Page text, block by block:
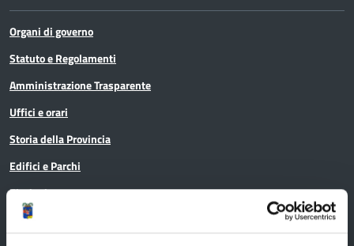
Organi di governo
Statuto e Regolamenti
Amministrazione Trasparente
Uffici e orari
Storia della Provincia
Edifici e Parchi
Elezioni